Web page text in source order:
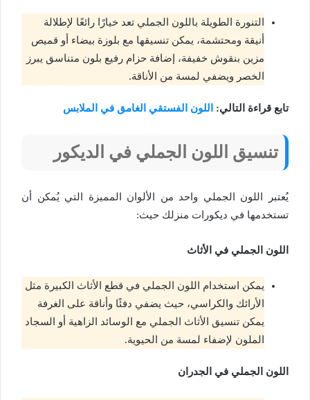
التنورة الطويلة باللون الجملي تعد خيارًا رائعًا لإطلالة
أنيقة ومحتشمة، يمكن تنسيقها مع بلوزة بيضاء أو قميص
مزين بنقوش خفيفة، إضافة حزام رفيع بلون متناسق يبرز
الخصر ويضفي لمسة من الأناقة.
تابع قراءة التالي: اللون الفستقي الغامق في الملابس
تنسيق اللون الجملي في الديكور
يُعتبر اللون الجملي واحد من الألوان المميزة التي يُمكن أن
تستخدمها في ديكورات منزلك حيث:
اللون الجملي في الأثاث
يمكن استخدام اللون الجملي في قطع الأثاث الكبيرة مثل
الأرائك والكراسي، حيث يضفي دفئًا وأناقة على الغرفة
يمكن تنسيق الأثاث الجملي مع الوسائد الزاهية أو السجاد
الملون لإضفاء لمسة من الحيوية.
اللون الجملي في الجدران